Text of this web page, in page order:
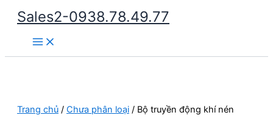
Nhảy
dung
Sales2-0938.78.49.77
Main
Menu
Trang chủ / Chưa phân loại / Bộ truyền động khí nén